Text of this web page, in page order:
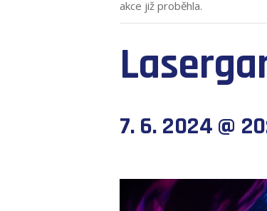
akce již proběhla.
7. 6. 2024 @